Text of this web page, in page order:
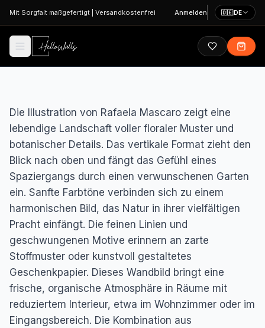
Zum Hauptinhalt springen
Mit Sorgfalt maßgefertigt Versandkostenfrei Anmelden 🇩🇪DE
Die Illustration von Rafaela Mascaro zeigt eine
lebendige Landschaft voller floraler Muster und
botanischer Details. Das vertikale Format zieht den
Blick nach oben und fängt das Gefühl eines
Spaziergangs durch einen verwunschenen Garten
ein. Sanfte Farbtöne verbinden sich zu einem
harmonischen Bild, das Natur in ihrer vielfältigen
Pracht einfängt. Die feinen Linien und
geschwungenen Motive erinnern an zarte
Stoffmuster oder kunstvoll gestaltetes
Geschenkpapier. Dieses Wandbild bringt eine
frische, organische Atmosphäre in Räume mit
reduziertem Interieur, etwa im Wohnzimmer oder im
Eingangsbereich. Die Kombination aus